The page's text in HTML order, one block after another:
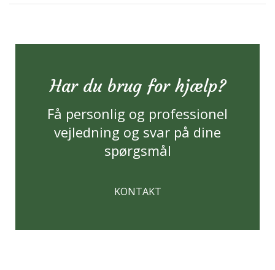
Har du brug for hjælp?
Få personlig og professionel
vejledning og svar på dine
spørgsmål
KONTAKT